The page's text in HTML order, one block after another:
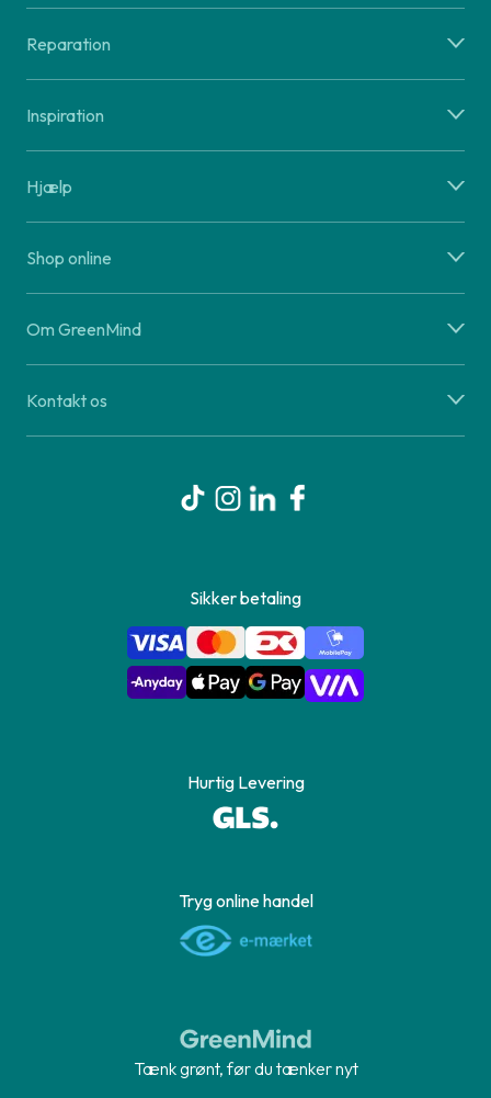
Reparation
Inspiration
Hjælp
Shop online
Om GreenMind
Kontakt os
Sikker betaling
Hurtig Levering
Tryg online handel
Tænk grønt, før du tænker nyt